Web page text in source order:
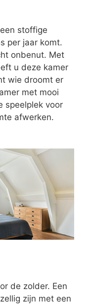
stoffige
per jaar komt.
onbenut. Met
u deze kamer
wie droomt er
met mooi
speelplek voor
afwerken.
de zolder. Een
zijn met een